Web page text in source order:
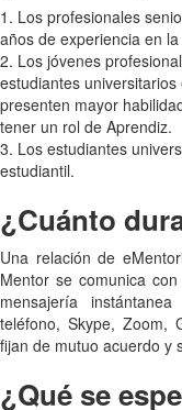
1. Los profesionales
años de experiencia en
2. Los jóvenes
estudiantes
presenten mayor
tener un rol de Aprendiz.
3. Los estudiantes
estudiantil.
¿Cuánto
Una relación de
Mentor se comunica
mensajería instántanea
teléfono, Skype, Zoom,
fijan de mutuo acuerdo y
¿Qué se